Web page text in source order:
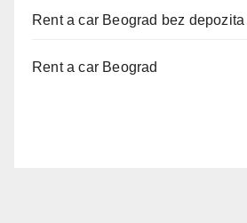
Rent a car Beograd bez depozita
Rent a car Beograd